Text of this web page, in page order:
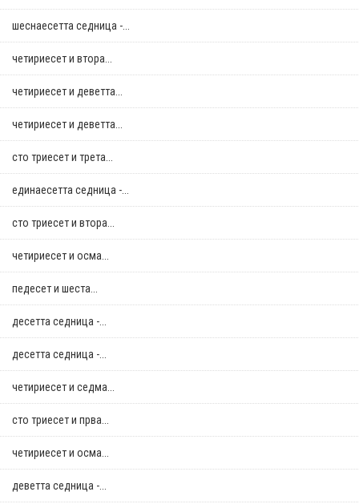
шеснаесетта седница -...
четириесет и втора...
четириесет и деветта...
четириесет и деветта...
сто триесет и трета...
единаесетта седница -...
сто триесет и втора...
четириесет и осма...
педесет и шеста...
десетта седница -...
десетта седница -...
четириесет и седма...
сто триесет и прва...
четириесет и осма...
деветта седница -...